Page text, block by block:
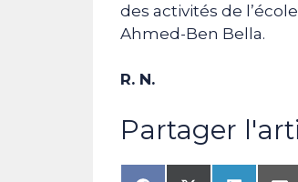
des activités de
Ahmed-Ben Bella.
R. N.
Partager